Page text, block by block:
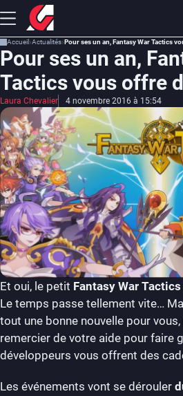
Accueil Actualités Pour ses un an, Fantasy War Tactics
Pour ses un an,
Tactics vous offre
Laura Chevalier 4 novembre 2016 à 15:54
Et oui, le petit Fantasy War Tactics
Le temps passe tellement vite…
tout une bonne nouvelle pour
remercier de votre aide pour faire
développeurs vous offrent des
Les événements vont se dérouler